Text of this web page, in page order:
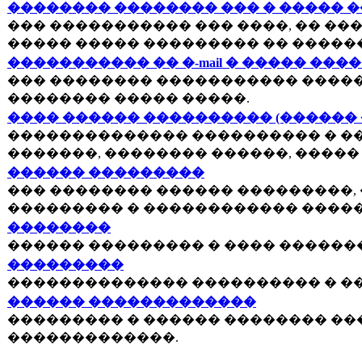
�������� �������� ��� � �����
��� ����������� ��� ����, ��
����� ����� ��������� ��
����������� �� �-mail � �����
��� �������� �����������
�������� ����� �����.
���� ������ ���������� (������
�������������� ���������� �
�������, �������� ������,
������ ���������
��� �������� ������
��������� � ������������
��������
������ ��������� � ����
���������
�������������� ���������� �
������ �������������
��������� � ������ ��������
�������������.